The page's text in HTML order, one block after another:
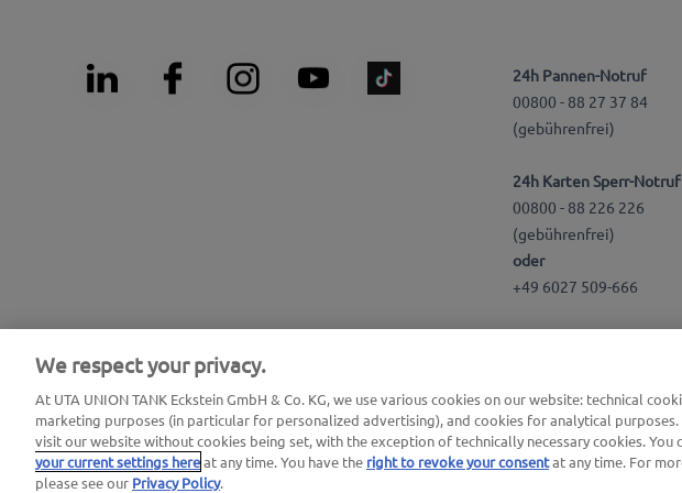
24h Pannen-Notruf
00800 - 88 27 37 84
(gebührenfrei)
24h Karten Sperr-Notruf
00800 - 88 226 226
(gebührenfrei)
oder
+49 6027 509-666
Impressum|Datenschutzerklärung | AGB |Nutzungsbedingungen
We respect your privacy.
At UTA UNION TANK Eckstein GmbH & Co. KG, we use various cookies on our website: technical
marketing purposes (in particular for personalized advertising), and cookies for analytical purposes.
visit our website without cookies being set, with the exception of technically necessary cookies. You
your current settings hereat any time. You have the right to revoke your consentat any time. For
please see our Privacy Policy.